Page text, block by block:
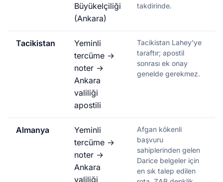
Büyükelçiliği
(Ankara)
takdirinde.
Tacikistan
Yeminli
tercüme →
noter →
Ankara
valiliği
apostili
Tacikistan Lahey'ye
taraftır; apostil
sonrası ek onay
genelde gerekmez.
Almanya
Yeminli
tercüme →
noter →
Ankara
valiliği
Afgan kökenli
başvuru
sahiplerinden gelen
Darice belgeler için
en sık talep edilen